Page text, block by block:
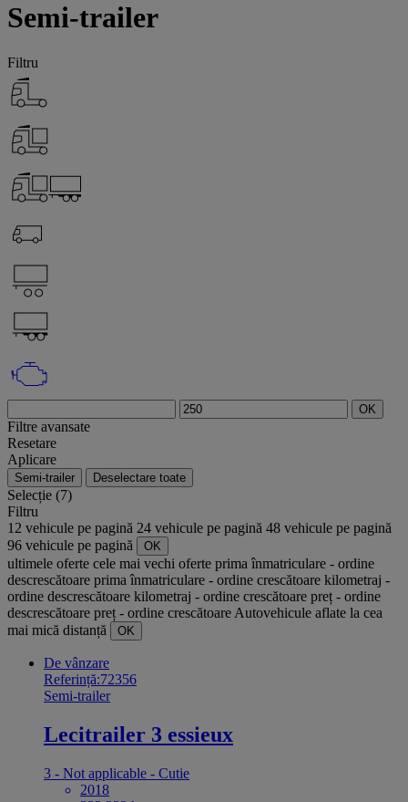
Semi-trailer
Filtru
OK
Filtre avansate
Resetare
Aplicare
Semi-trailer Deselectare toate
Selecție (7)
Filtru
12 vehicule pe pagină 24 vehicule pe pagină 48 vehicule pe pagină
96 vehicule pe pagină
OK
ultimele oferte cele mai vechi oferte prima înmatriculare - ordine
descrescătoare prima înmatriculare - ordine crescătoare kilometraj -
ordine descrescătoare kilometraj - ordine crescătoare preț - ordine
descrescătoare preț - ordine crescătoare Autovehicule aflate la cea
mai mică distanță
OK
De vânzare
Referință:72356
Semi-trailer
Lecitrailer 3 essieux
3 - Not applicable - Cutie
2018